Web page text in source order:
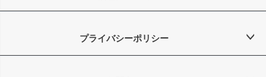
プライバシーポリシー